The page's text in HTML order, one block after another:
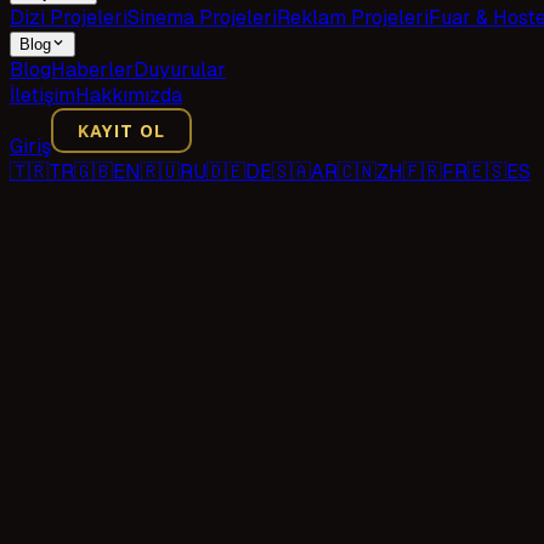
Dizi ProjeleriSinema ProjeleriReklam ProjeleriFuar &
Blog
BlogHaberlerDuyurular
İletişimHakkımızda
Giriş
KAYIT OL
🇹🇷TR🇬🇧EN🇷🇺RU🇩🇪DE🇸🇦AR🇨🇳ZH🇫🇷FR🇪🇸ES